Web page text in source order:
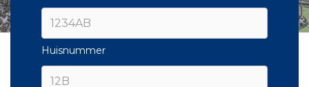
Huisnummer